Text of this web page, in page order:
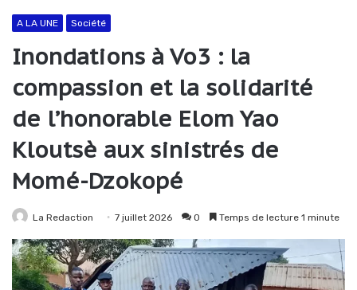
A LA UNE Société
Inondations à Vo3 : la
compassion et la solidarité
de l’honorable Elom Yao
Kloutsè aux sinistrés de
Momé-Dzokopé
La Redaction 7 juillet 2026 0 Temps de lecture 1 minute